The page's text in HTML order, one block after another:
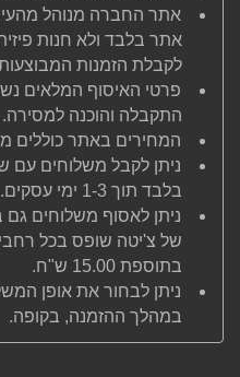
אתר החברה מנוהל מהעיר
אתר בלבד ולא חנות
לקבלת הזמנות
פרטי האיסוף המלאים
התקבלה והוכנה למסירה.
המחירים באתר כוללים
בלבד תוך 1-3 ימי עסקים.
בתוספת 15.00 ש"ח.
ניתן לבחור את אופן
במהלך ההזמנה, בקופה.